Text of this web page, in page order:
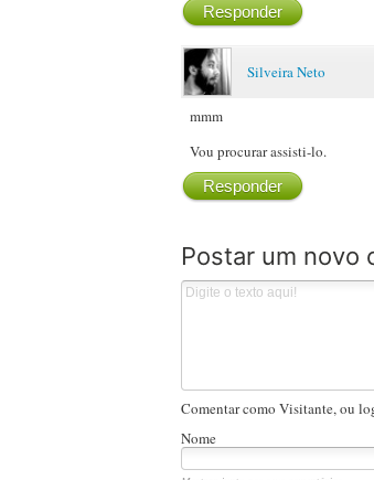
Responder
Silveira Neto
mmm
Vou procurar assisti-lo.
Responder
Postar um novo
Comentar como Visitante, ou
Nome